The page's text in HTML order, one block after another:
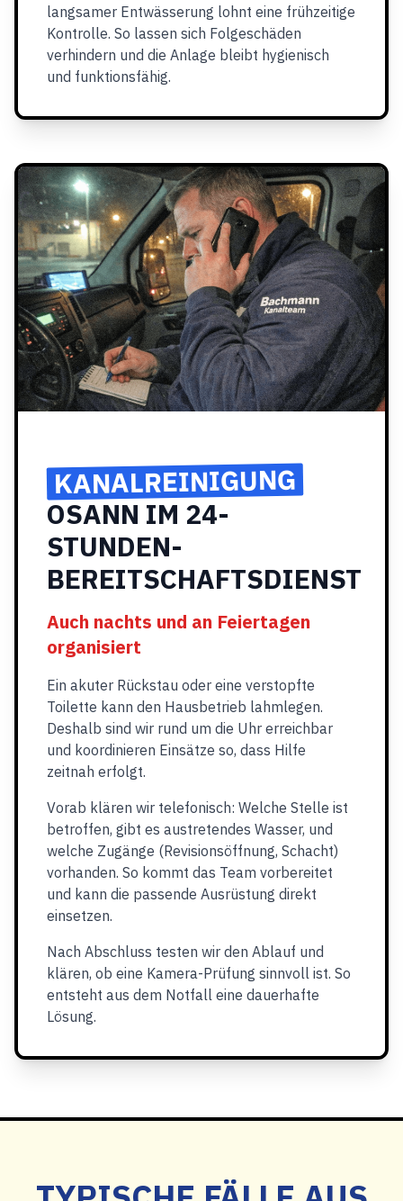
langsamer Entwässerung lohnt eine frühzeitige
Kontrolle. So lassen sich Folgeschäden
verhindern und die Anlage bleibt hygienisch
und funktionsfähig.
KANALREINIGUNG
OSANN IM 24-
STUNDEN-
BEREITSCHAFTSDIENST
Auch nachts und an Feiertagen
organisiert
Ein akuter Rückstau oder eine verstopfte
Toilette kann den Hausbetrieb lahmlegen.
Deshalb sind wir rund um die Uhr erreichbar
und koordinieren Einsätze so, dass Hilfe
zeitnah erfolgt.
Vorab klären wir telefonisch: Welche Stelle ist
betroffen, gibt es austretendes Wasser, und
welche Zugänge (Revisionsöffnung, Schacht)
vorhanden. So kommt das Team vorbereitet
und kann die passende Ausrüstung direkt
einsetzen.
Nach Abschluss testen wir den Ablauf und
klären, ob eine Kamera-Prüfung sinnvoll ist. So
entsteht aus dem Notfall eine dauerhafte
Lösung.